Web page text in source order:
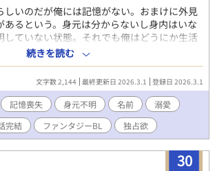
しいのだが俺には記憶がない。おまけに外見
あるという。身元は分からないし身内はいな
していない状態。それでも俺はどうにか生活
援で学校に入学できたし、親切なクラスメイ
、強引なやつだけどな。 ※FANBOXからの転
も投稿しています
続きを読む
文字数 2,144 最終更新日 2026.3.1 登録日 2026.3.1
記憶喪失 身元不明 名前
溺愛
完結 ファンタジーBL 独占欲
30